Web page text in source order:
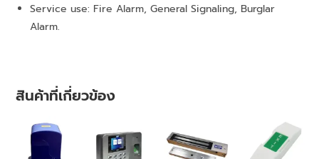
Service use: Fire Alarm, General Signaling, Burglar
Alarm.
สินค้าที่เกี่ยวข้อง